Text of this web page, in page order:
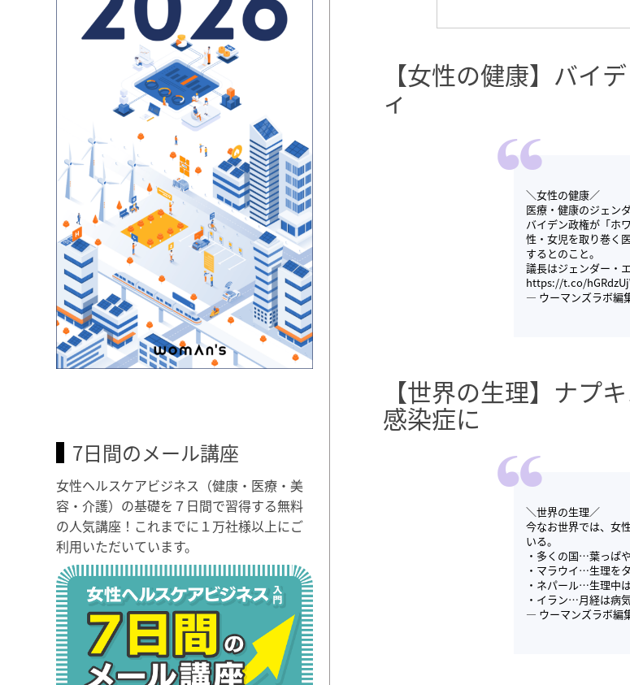
【女性の健康】バイ
ィ
＼女性の健康／
医療・健康のジェン
バイデン政権が「ホ
性・女児を取り巻く
するとのこと。
議長はジェンダー・
https://t.co/
— ウーマンズラボ編
【世界の生理】ナプ
感染症に
＼世界の生理／
今なお世界では、女
いる。
・多くの国…葉っぱ
・マラウイ…生理を
・ネパール…生理中
・イラン…月経は病
— ウーマンズラボ編
7日間のメール講座
女性ヘルスケアビジネス（健康・医療・美
容・介護）の基礎を７日間で習得する無料
の人気講座！これまでに１万社様以上にご
利用いただいています。